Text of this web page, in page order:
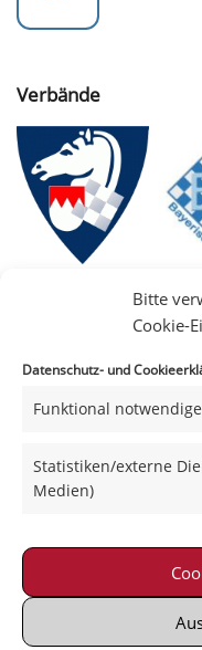
Bitte
Cookie-
Datenschutz- und
Funktional
Statistiken/externe
Medien)
Verbände
|
© 2021-2026
Powered by